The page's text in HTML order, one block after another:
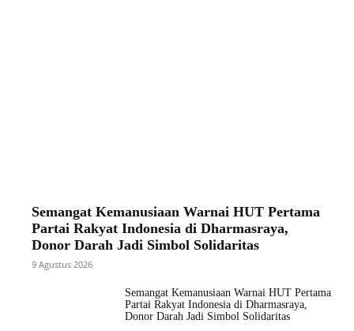
Semangat Kemanusiaan Warnai HUT Pertama
Partai Rakyat Indonesia di Dharmasraya,
Donor Darah Jadi Simbol Solidaritas
9 Agustus 2026
Semangat Kemanusiaan Warnai HUT Pertama
Partai Rakyat Indonesia di Dharmasraya,
Donor Darah Jadi Simbol Solidaritas